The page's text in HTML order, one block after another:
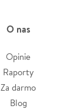
O nas
Opinie
Raporty
Za darmo
Blog